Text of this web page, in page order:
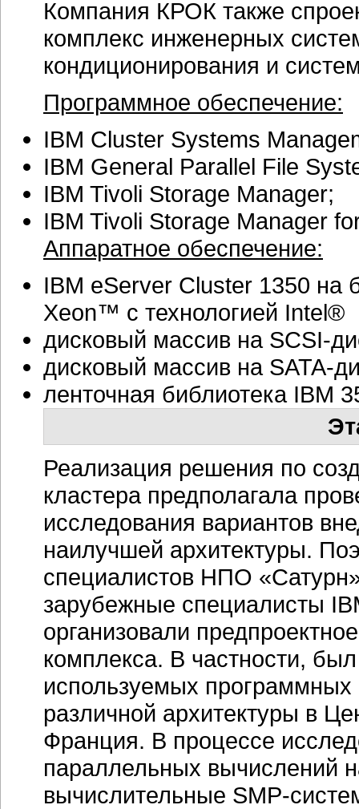
Компания КРОК также
комплекс инженерных
кондиционирования и
Программное обеспечение:
IBM Cluster Systems
IBM General Parallel File
IBM Tivoli Storage Manager;
IBM Tivoli Storage Manager
Аппаратное обеспечение:
IBM eServer Cluster 1350 на
Xeon™ с технологией
дисковый массив на SCSI-
дисковый массив на SATA-
ленточная библиотека IBM
Реализация решения по
кластера предполагала
исследования вариантов
наилучшей архитектуры.
специалистов НПО
зарубежные специалисты
организовали
комплекса. В частности,
используемых программных
различной архитектуры в
Франция. В процессе
параллельных вычислений
вычислительные SMP-